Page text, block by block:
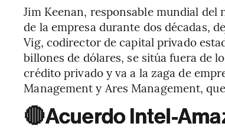
Jim Keenan, responsable mundial del
de la empresa durante dos décadas,
Vig, codirector de capital privado
billones de dólares, se sitúa fuera de
crédito privado y va a la zaga de
Management y Ares Management,
🔴Acuerdo Intel-